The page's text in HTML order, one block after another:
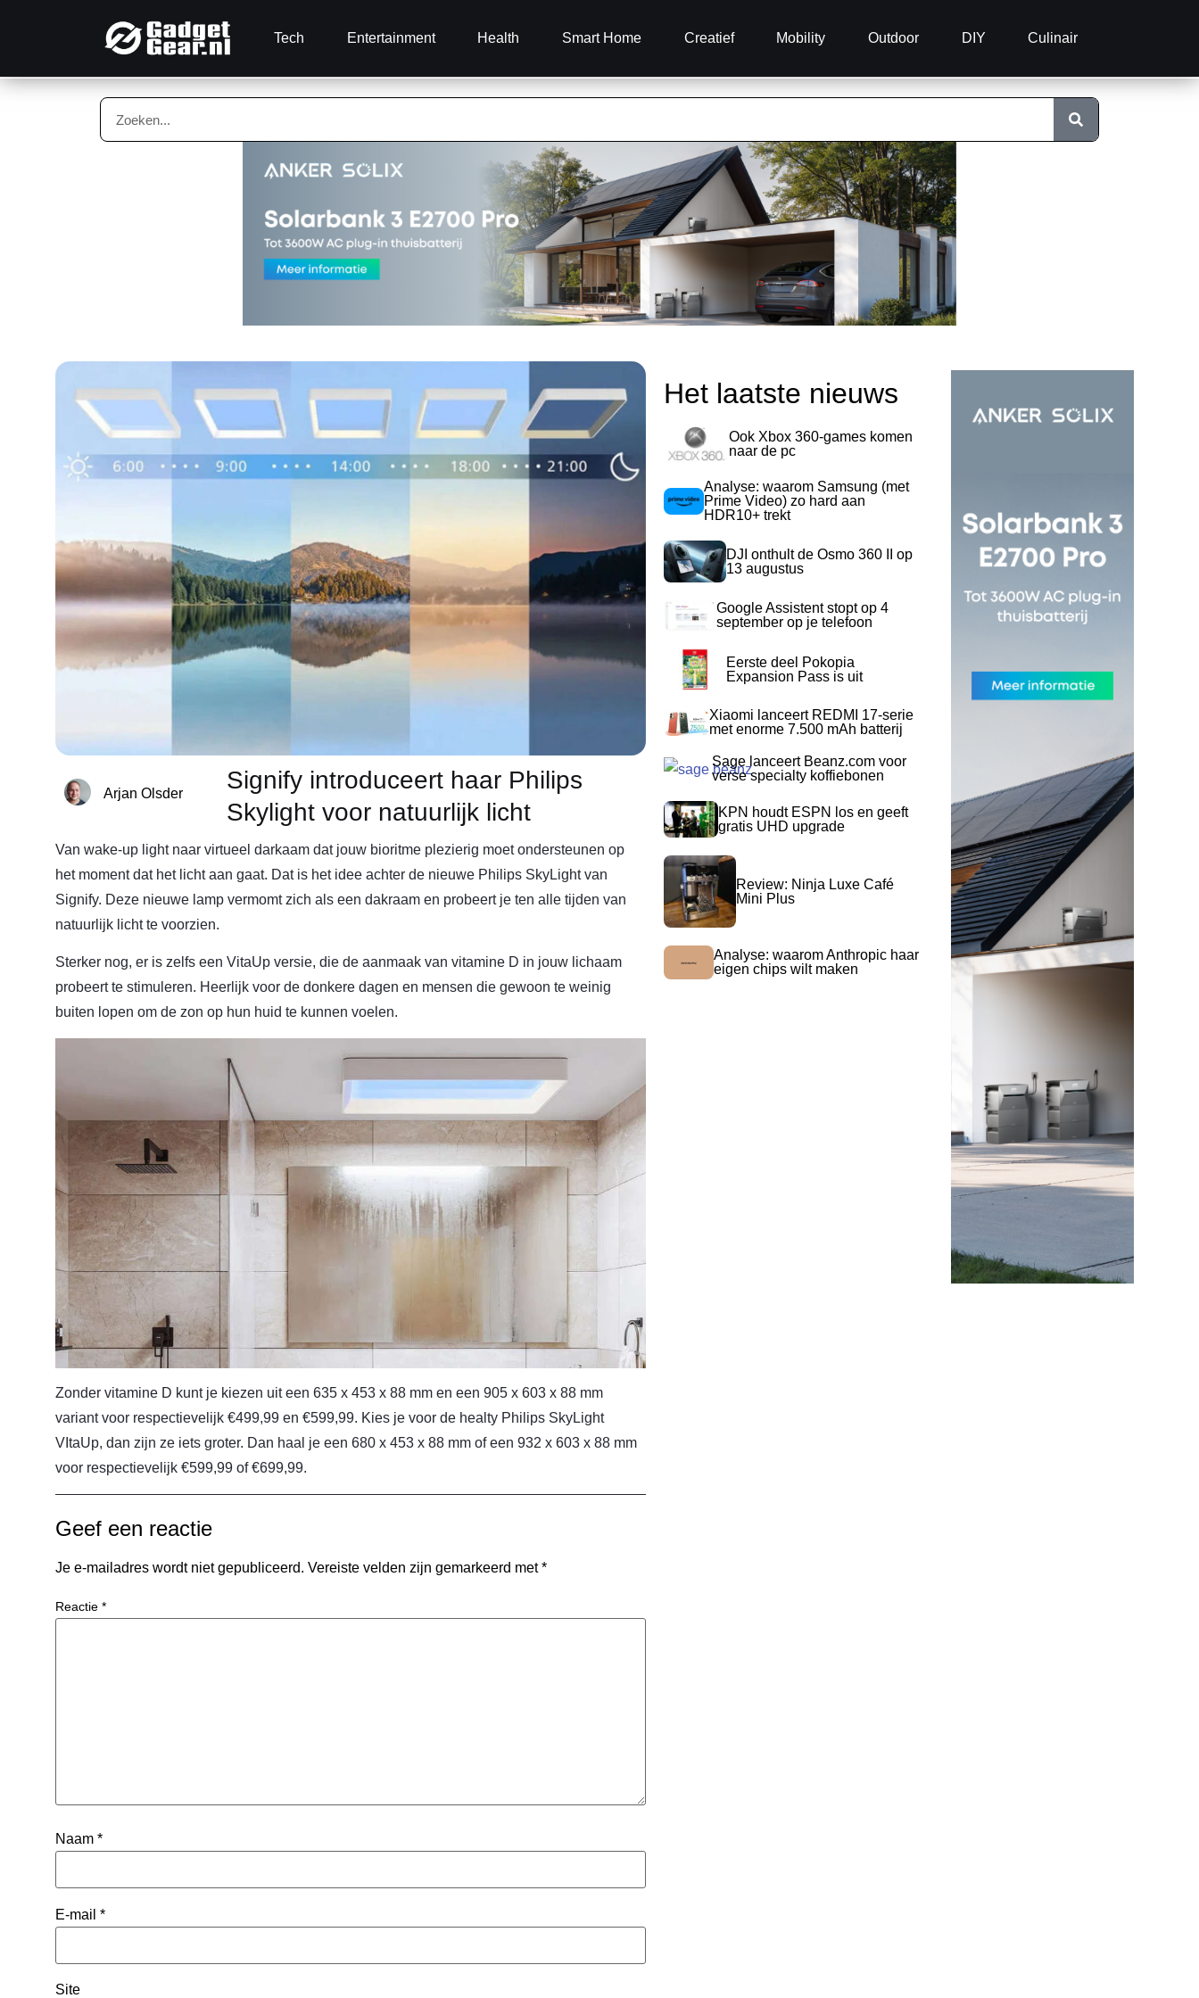
Tech Entertainment Health Smart Home Creatief Mobility Outdoor DIY Culinair
Arjan Olsder
Signify introduceert haar Philips
Skylight voor natuurlijk licht
Van wake-up light naar virtueel darkaam dat jouw bioritme plezierig moet ondersteunen op
het moment dat het licht aan gaat. Dat is het idee achter de nieuwe Philips SkyLight van
Signify. Deze nieuwe lamp vermomt zich als een dakraam en probeert je ten alle tijden van
natuurlijk licht te voorzien.
Sterker nog, er is zelfs een VitaUp versie, die de aanmaak van vitamine D in jouw lichaam
probeert te stimuleren. Heerlijk voor de donkere dagen en mensen die gewoon te weinig
buiten lopen om de zon op hun huid te kunnen voelen.
Zonder vitamine D kunt je kiezen uit een 635 x 453 x 88 mm en een 905 x 603 x 88 mm
variant voor respectievelijk €499,99 en €599,99. Kies je voor de healty Philips SkyLight
VItaUp, dan zijn ze iets groter. Dan haal je een 680 x 453 x 88 mm of een 932 x 603 x 88 mm
voor respectievelijk €599,99 of €699,99.
Geef een reactie
Je e-mailadres wordt niet gepubliceerd. Vereiste velden zijn gemarkeerd met*
Reactie *
Naam *
E-mail *
Site
Het laatste nieuws
Ook Xbox 360-games komen
naar de pc
Analyse: waarom Samsung (met
Prime Video) zo hard aan
HDR10+ trekt
DJI onthult de Osmo 360 II op
13 augustus
Google Assistent stopt op 4
september op je telefoon
Eerste deel Pokopia
Expansion Pass is uit
Xiaomi lanceert REDMI 17-serie
met enorme 7.500 mAh batterij
Sage lanceert Beanz.com voor
verse specialty koffiebonen
KPN houdt ESPN los en geeft
gratis UHD upgrade
Review: Ninja Luxe Café
Mini Plus
Analyse: waarom Anthropic haar
eigen chips wilt maken